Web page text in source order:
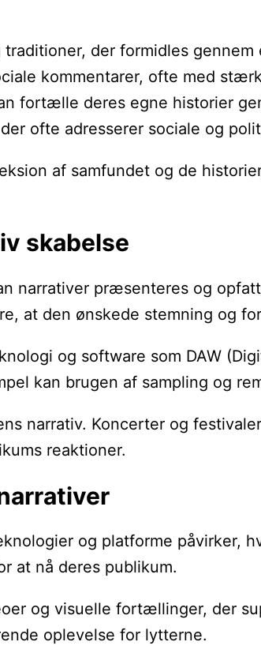
der formidles
kommentarer, ofte med
fortælle deres egne historier
ofte adresserer sociale og
af samfundet og de
skabelse
narrativer præsenteres og
at den ønskede stemning og
og software som DAW
kan brugen af sampling og
narrativ. Koncerter og
reaktioner.
og platforme
at nå deres publikum.
og visuelle fortællinger, der
oplevelse for lytterne.